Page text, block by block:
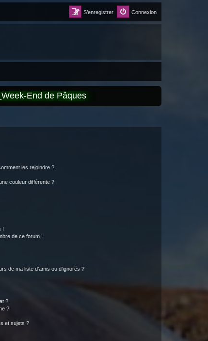
Connexion
S’enregistrer
End de Pâques
les rejoindre ?
couleur différente ?
!
de ce forum !
de ma liste d’amis ou d’ignorés ?
?
?!
et sujets ?